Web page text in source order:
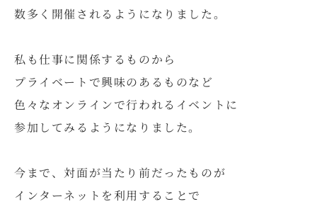
数多く開催されるようになりました。
私も仕事に関係するものから
プライベートで興味のあるものなど
色々なオンラインで行われるイベントに
参加してみるようになりました。
今まで、対面が当たり前だったものが
インターネットを利用することで